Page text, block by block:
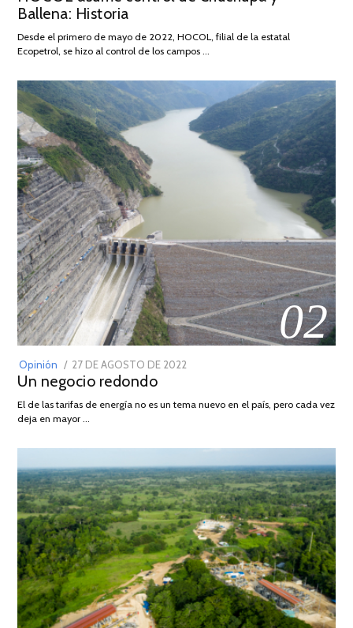
2026
Ballena: Historia
Desde el primero de mayo de 2022, HOCOL, filial de la estatal
Ecopetrol, se hizo al control de los campos …
02
Opinión
POSTED
ON
27 DE AGOSTO DE 2022
DE
Un negocio redondo
El de las tarifas de energía no es un tema nuevo en el país, pero cada vez
deja en mayor …